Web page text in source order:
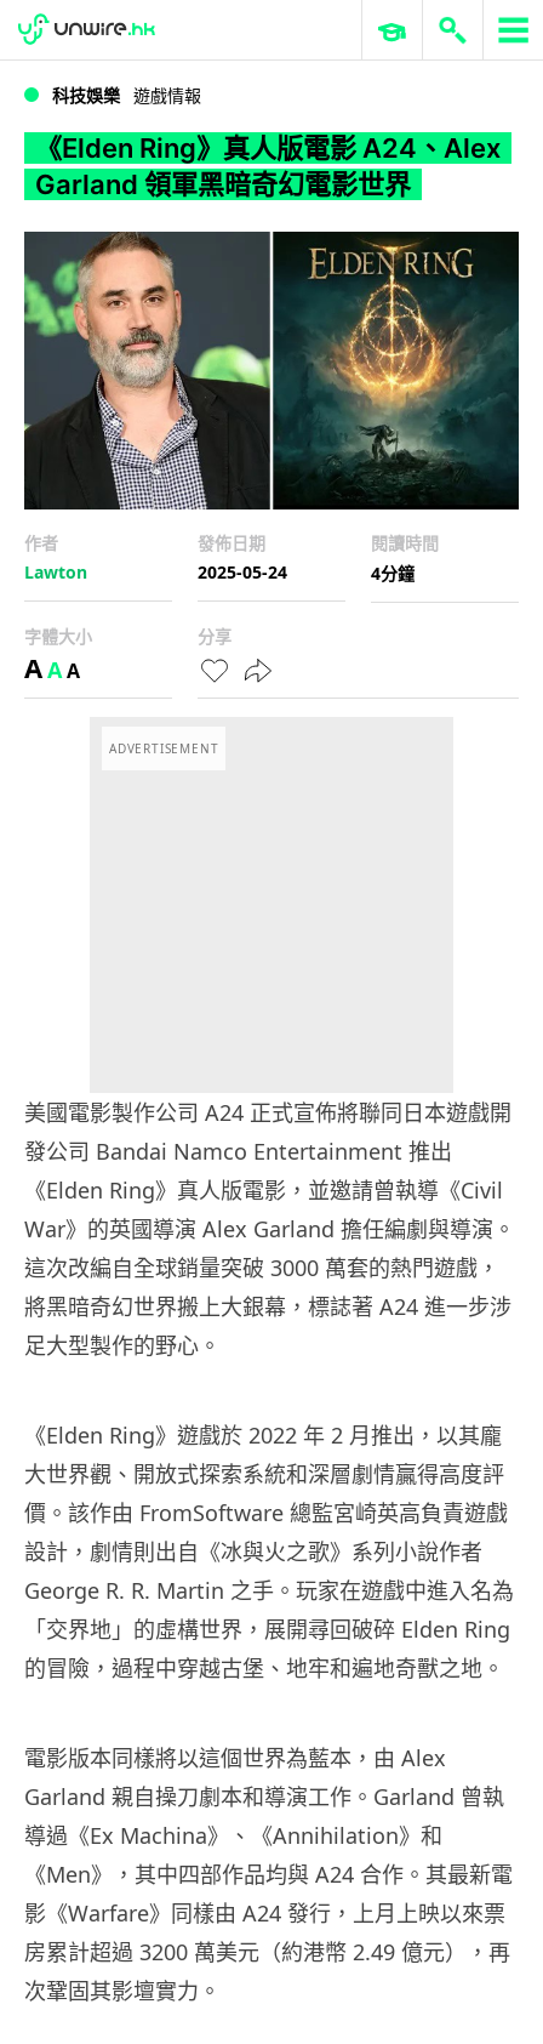
WWDC 2026 ERP 與商業 AI
科技娛樂 遊戲情報
《Elden Ring》真人版電影 A24、Alex
Garland 領軍黑暗奇幻電影世界
作者
Lawton
發佈日期
2025-05-24
閱讀時間
4分鐘
字體大小
AAA
分享
ADVERTISEMENT
美國電影製作公司 A24 正式宣佈將聯同日本遊戲開
發公司 Bandai Namco Entertainment 推出
《Elden Ring》真人版電影，並邀請曾執導《Civil
War》的英國導演 Alex Garland 擔任編劇與導演。
這次改編自全球銷量突破 3000 萬套的熱門遊戲，
將黑暗奇幻世界搬上大銀幕，標誌著 A24 進一步涉
足大型製作的野心。
《Elden Ring》遊戲於 2022 年 2 月推出，以其龐
大世界觀、開放式探索系統和深層劇情贏得高度評
價。該作由 FromSoftware 總監宮崎英高負責遊戲
設計，劇情則出自《冰與火之歌》系列小說作者
George R. R. Martin 之手。玩家在遊戲中進入名為
「交界地」的虛構世界，展開尋回破碎 Elden Ring
的冒險，過程中穿越古堡、地牢和遍地奇獸之地。
電影版本同樣將以這個世界為藍本，由 Alex
Garland 親自操刀劇本和導演工作。Garland 曾執
導過《Ex Machina》、《Annihilation》和
《Men》，其中四部作品均與 A24 合作。其最新電
影《Warfare》同樣由 A24 發行，上月上映以來票
房累計超過 3200 萬美元（約港幣 2.49 億元），再
次鞏固其影壇實力。